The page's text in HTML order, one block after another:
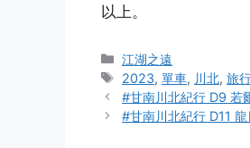
以上。
Categories
江湖之遠
Tags
2023,單車, 川北,旅
#甘南川北紀行 D9 若
#甘南川北紀行 D11